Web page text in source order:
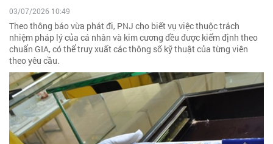
03/07/2026 10:49
Theo thông báo vừa phát đi, PNJ cho biết vụ việc thuộc trách
nhiệm pháp lý của cá nhân và kim cương đều được kiểm định theo
chuẩn GIA, có thể truy xuất các thông số kỹ thuật của từng viên
theo yêu cầu.